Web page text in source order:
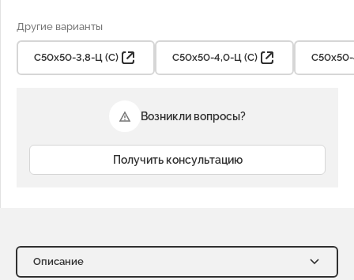
Другие варианты
С50х50-3,8-Ц (С) С50х50-4,0-Ц (С)
Возникли вопросы?
Получить консультацию
Описание